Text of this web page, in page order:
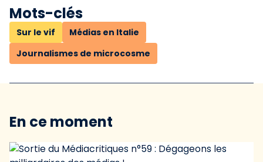
Mots-clés
Sur le vif
Médias en Italie
Journalismes de microcosme
En ce moment